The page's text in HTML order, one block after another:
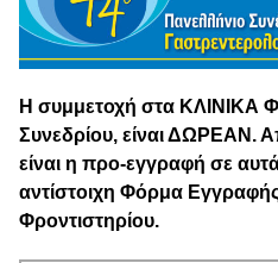
Η συμμετοχή στα ΚΛΙΝΙΚΑ
Συνεδρίου, είναι ΔΩΡΕΑΝ.
είναι η προ-εγγραφή σε
αντίστοιχη Φόρμα
Φροντιστηρίου.